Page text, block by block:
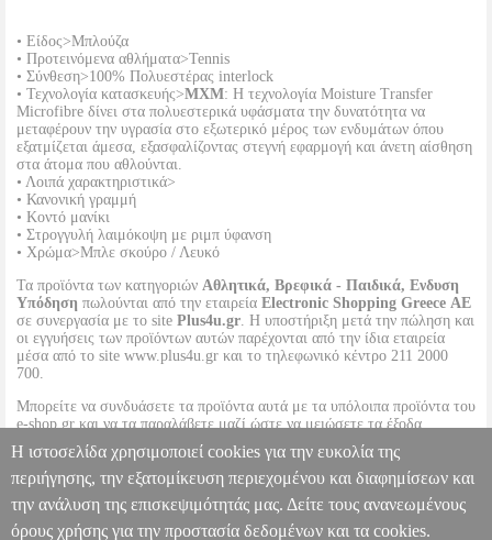
• Είδος>Μπλούζα
• Προτεινόμενα αθλήματα>Tennis
• Σύνθεση>100% Πολυεστέρας interlock
• Τεχνολογία κατασκευής>MXM: Η τεχνολογία Moisture Transfer
Microfibre δίνει στα πολυεστερικά υφάσματα την δυνατότητα να
μεταφέρουν την υγρασία στο εξωτερικό μέρος των ενδυμάτων όπου
εξατμίζεται άμεσα, εξασφαλίζοντας στεγνή εφαρμογή και άνετη αίσθηση
στα άτομα που αθλούνται.
• Λοιπά χαρακτηριστικά>
• Κανονική γραμμή
• Κοντό μανίκι
• Στρογγυλή λαιμόκοψη με ριμπ ύφανση
• Χρώμα>Μπλε σκούρο / Λευκό
Τα προϊόντα των κατηγοριών Αθλητικά, Βρεφικά - Παιδικά, Ενδυση
Υπόδηση πωλούνται από την εταιρεία Electronic Shopping Greece ΑΕ
σε συνεργασία με το site Plus4u.gr. Η υποστήριξη μετά την πώληση και
οι εγγυήσεις των προϊόντων αυτών παρέχονται από την ίδια εταιρεία
μέσα από το site www.plus4u.gr και το τηλεφωνικό κέντρο 211 2000
700.
Μπορείτε να συνδυάσετε τα προϊόντα αυτά με τα υπόλοιπα προϊόντα του
e-shop.gr και να τα παραλάβετε μαζί ώστε να μειώσετε τα έξοδα
αποστολής. Μπορείτε επίσης να παραλάβετε από οποιοδήποτε eshop
point με μηδενικά έξοδα αποστολής ανεξαρτήτως ύψους παραγγελίας!
ΠΑΙΔΙΚΗ ΜΠΛΟΥΖΑ HEAD CLUB 22 TECH T-SHIRT BOYS
ΜΠΛΕ ΣΚΟΥΡΟ (140 CM) PL2.138132563 PL2.138132563
Η ιστοσελίδα χρησιμοποιεί cookies για την ευκολία της
περιήγησης, την εξατομίκευση περιεχομένου και διαφημίσεων και
την ανάλυση της επισκεψιμότητάς μας. Δείτε τους ανανεωμένους
όρους χρήσης για την προστασία δεδομένων και τα cookies.